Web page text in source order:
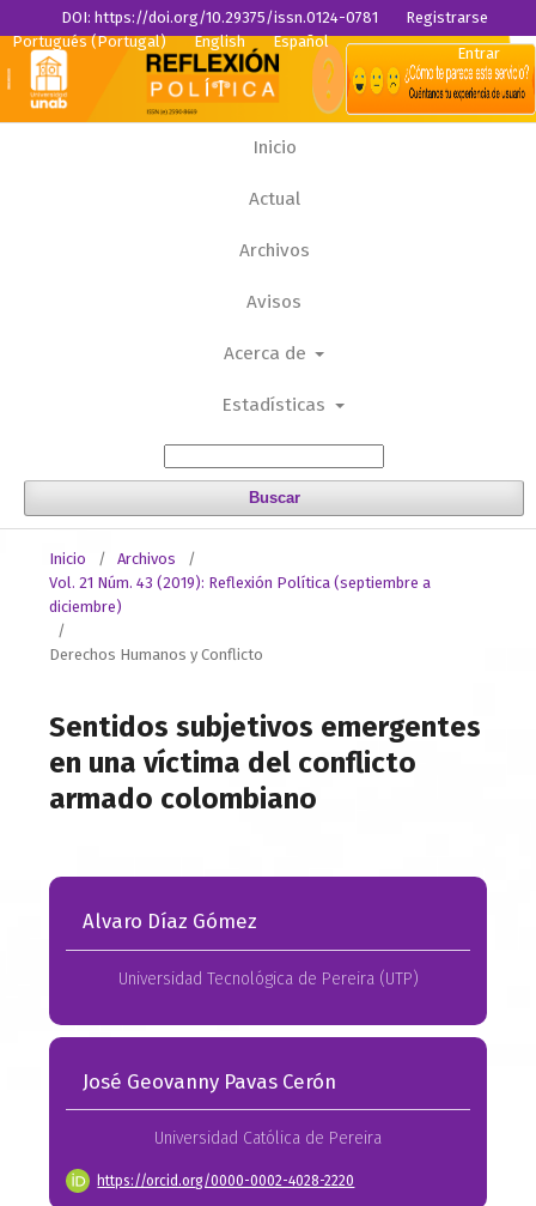
Inicio
Actual
Archivos
Avisos
Acerca de
Estadísticas
Buscar
Portugués (Portugal) English Español
DOI: https://doi.org/10.29375/issn.0124-0781
Registrarse
Entrar
Inicio / Archivos
/
Vol. 21 Núm. 43 (2019): Reflexión Política (septiembre a
diciembre)
/
Derechos Humanos y Conflicto
Sentidos subjetivos emergentes
en una víctima del conflicto
armado colombiano
Alvaro Díaz Gómez
Universidad Tecnológica de Pereira (UTP)
José Geovanny Pavas Cerón
Universidad Católica de Pereira
https://orcid.org/0000-0002-4028-2220